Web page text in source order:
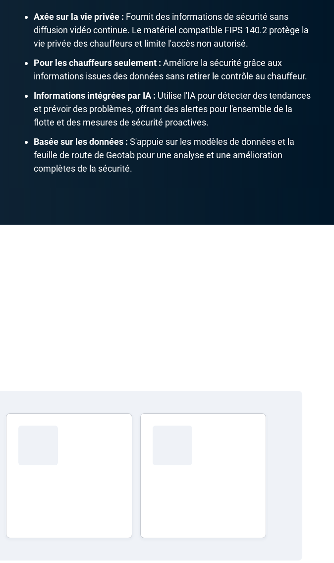
Axée sur la vie privée : Fournit des informations de sécurité sans
diffusion vidéo continue. Le matériel compatible FIPS 140.2 protège la
vie privée des chauffeurs et limite l'accès non autorisé.
Pour les chauffeurs seulement : Améliore la sécurité grâce aux
informations issues des données sans retirer le contrôle au chauffeur.
Informations intégrées par IA : Utilise l'IA pour détecter des tendances
et prévoir des problèmes, offrant des alertes pour l'ensemble de la
flotte et des mesures de sécurité proactives.
Basée sur les données : S'appuie sur les modèles de données et la
feuille de route de Geotab pour une analyse et une amélioration
complètes de la sécurité.